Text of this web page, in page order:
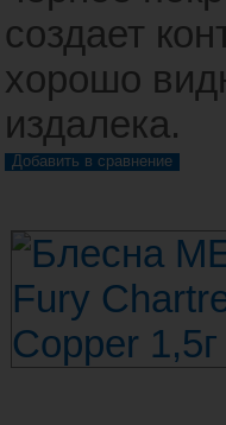
создает
хорошо
издалека.